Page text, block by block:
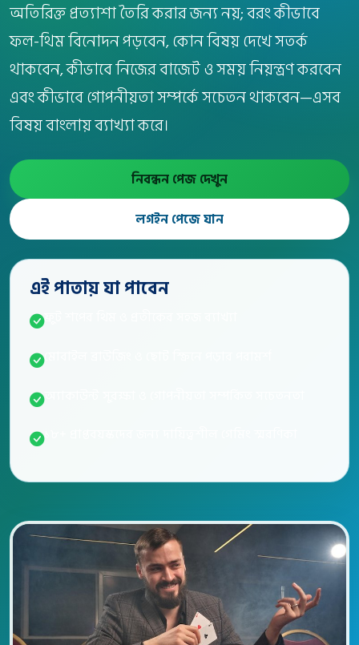
অতিরিক্ত প্রত্যাশা তৈরি করার জন্য নয়; বরং কীভাবে
ফল-থিম বিনোদন পড়বেন, কোন বিষয় দেখে সতর্ক
থাকবেন, কীভাবে নিজের বাজেট ও সময় নিয়ন্ত্রণ করবেন
এবং কীভাবে গোপনীয়তা সম্পর্কে সচেতন থাকবেন—এসব
বিষয় বাংলায় ব্যাখ্যা করে।
নিবন্ধন পেজ দেখুন
লগইন পেজে যান
এই পাতায় যা পাবেন
ফ্রুট শপের থিম ও প্রতীকের সহজ ব্যাখ্যা
মোবাইল ব্রাউজিং ও ছোট স্ক্রিনে পড়ার পরামর্শ
অ্যাকাউন্ট সুরক্ষা ও গোপনীয়তা সম্পর্কিত সচেতনতা
১৮+ প্রাপ্তবয়স্কদের জন্য দায়িত্বশীল গেমিং স্মরণিকা